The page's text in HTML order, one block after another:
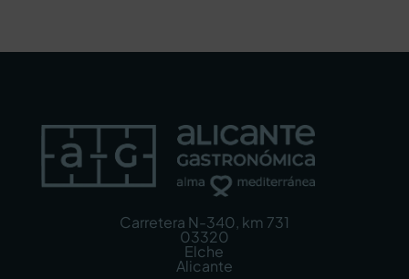
Carretera N-340, km 731
03320
Elche
Alicante